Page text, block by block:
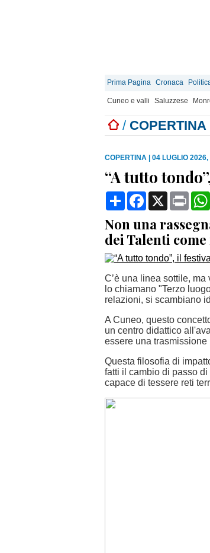
Prima Pagina Cronaca
Cuneo e valli Saluzzese
/ COPERTINA
COPERTINA 04 LUGLIO
“A tutto
CondividiFacebook
X Print
Non una
dei Talenti
C’è una linea sottile,
lo chiamano "Terzo
relazioni, si scambiano
A Cuneo, questo
un centro didattico
essere una
Questa filosofia di
fatti il cambio di passo
capace di tessere reti